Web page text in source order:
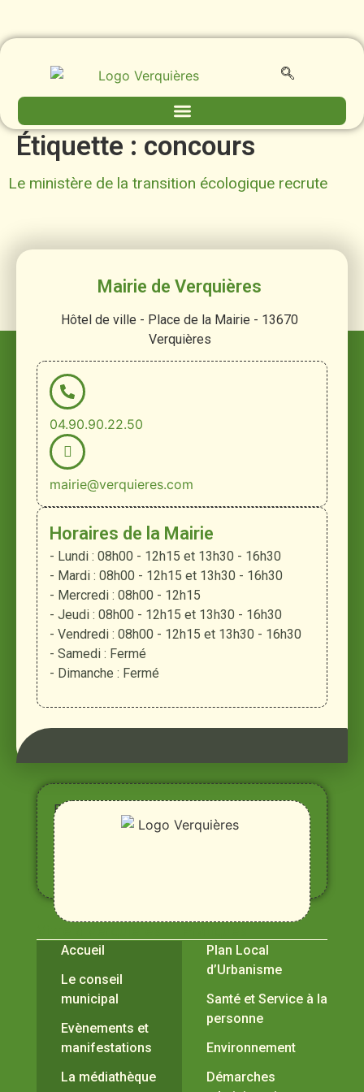
Étiquette : concours
Le ministère de la transition écologique recrute
Mairie de Verquières
Hôtel de ville - Place de la Mairie - 13670
Verquières
04.90.90.22.50
mairie@verquieres.com
Horaires de la Mairie
- Lundi : 08h00 - 12h15 et 13h30 - 16h30
- Mardi : 08h00 - 12h15 et 13h30 - 16h30
- Mercredi : 08h00 - 12h15
- Jeudi : 08h00 - 12h15 et 13h30 - 16h30
- Vendredi : 08h00 - 12h15 et 13h30 - 16h30
- Samedi : Fermé
- Dimanche : Fermé
Entre
Rhône,
Alpilles
et
Durance
Accueil
Le conseil
municipal
Evènements et
manifestations
La médiathèque
Plan Local
d’Urbanisme
Santé et Service à la
personne
Environnement
Démarches